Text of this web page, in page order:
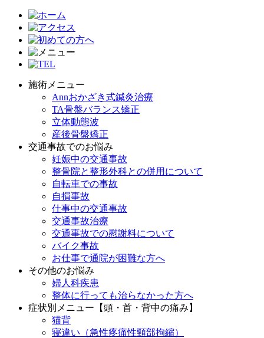
施術メニュー
Annおかざき式鍼灸治療
TA骨盤バランス矯正
立体動態波
産後骨盤矯正
交通事故でのお悩み
妊娠中の交通事故
整骨院と整形外科との併用について
自転車での事故
自損事故
仕事中の交通事故
交通事故治療
交通事故での慰謝料について
バイク事故
お仕事で通院が困難な方へ
その他のお悩み
婦人科疾患
整体に行っても治らなかった方へ
症状別メニュー【頭・首・背中の痛み】
猫背
寝違い（急性疼痛性頸部拘縮）